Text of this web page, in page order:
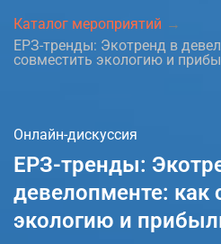
Каталог мероприятий
ЕРЗ-тренды: Экотренд в
совместить экологию и
Онлайн-дискуссия
ЕРЗ-тренды:
девелопменте: как
экологию и